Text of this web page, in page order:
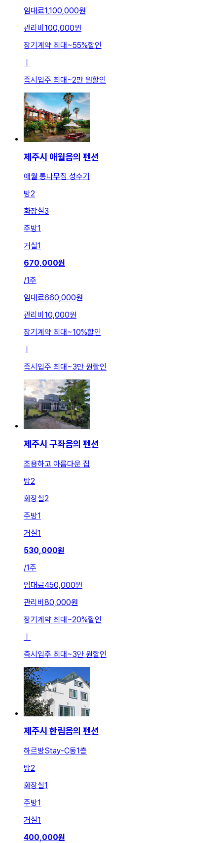
임대료1,100,000원
관리비 100,000원
장기계약 최대~55%할인
ㅣ
즉시입주 최대~2만 원할인
제주시 애월읍의 펜션
애월 통나무집 성수기
방2
화장실3
주방1
거실1
670,000원
/1주
임대료660,000원
관리비 10,000원
장기계약 최대 ~10%할인
즉시입주 최대 ~3만 원할인
제주시 구좌읍의 펜션
조용하고 아름다운 집
방2
화장실2
주방1
거실1
530,000원
/1주
임대료450,000원
관리비 80,000원
장기계약 최대~20%할인
ㅣ
즉시입주 최대~3만 원할인
제주시 한림읍의 펜션
하르방Stay-C동1층
방2
화장실1
주방1
거실1
400,000원